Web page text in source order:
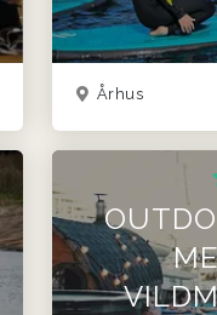
Århus